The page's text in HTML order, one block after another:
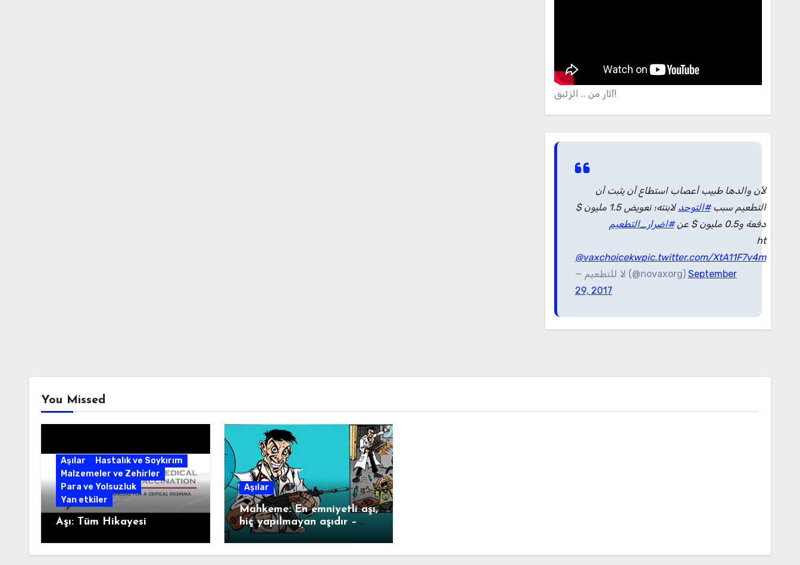
آثار من .. الزئبق!
لأن والدها طبيب أعصاب استطاع أن يثبت أن
التطعيم سبب#التوحد
لابنته؛ تعويض 1.5 مليون $
دفعة و0.5 مليون $ عن
#اضرار_التطعيم
ht
@vaxchoicekwpic.twitter.com/XtA11F7v4m
— لا للتطعيم (@novaxorg) September
29, 2017
You Missed
Aşılar
Hastalık ve Soykırım
Malzemeler ve Zehirler
Para ve Yolsuzluk
Yan etkiler
Aşı: Tüm Hikayesi
Aşılar
Mahkeme: En emniyetli aşı,
hiç yapılmayan aşıdır –
Prof. Dr. ALİŞAN
YILDIRAN